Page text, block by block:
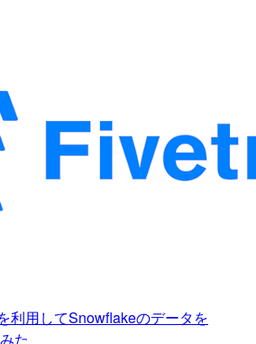
利用してSnowflakeのデータを
た